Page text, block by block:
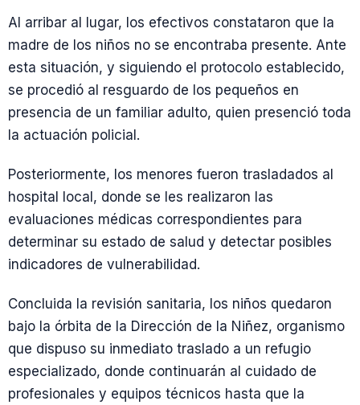
Al arribar al lugar, los efectivos constataron que la
madre de los niños no se encontraba presente. Ante
esta situación, y siguiendo el protocolo establecido,
se procedió al resguardo de los pequeños en
presencia de un familiar adulto, quien presenció toda
la actuación policial.
Posteriormente, los menores fueron trasladados al
hospital local, donde se les realizaron las
evaluaciones médicas correspondientes para
determinar su estado de salud y detectar posibles
indicadores de vulnerabilidad.
Concluida la revisión sanitaria, los niños quedaron
bajo la órbita de la Dirección de la Niñez, organismo
que dispuso su inmediato traslado a un refugio
especializado, donde continuarán al cuidado de
profesionales y equipos técnicos hasta que la